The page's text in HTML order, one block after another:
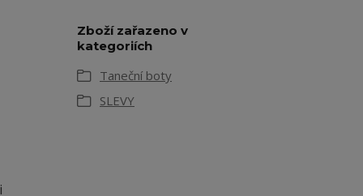
Zboží zařazeno v
kategoriích
Taneční boty
SLEVY